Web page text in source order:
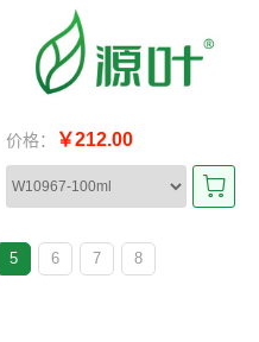
价格： ￥212.00
5 6 7 8